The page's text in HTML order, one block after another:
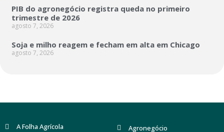
PIB do agronegócio registra queda no primeiro
trimestre de 2026
agosto 7, 2026
Soja e milho reagem e fecham em alta em Chicago
agosto 7, 2026
A Folha Agrícola Agronegócio